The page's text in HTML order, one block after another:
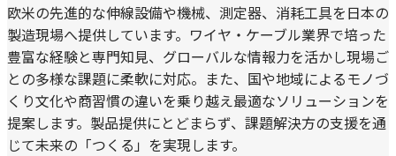
欧米の先進的な伸線設備や機械、測定器、消耗工具を日本の
製造現場へ提供しています。ワイヤ・ケーブル業界で培った
豊富な経験と専門知見、グローバルな情報力を活かし現場ご
との多様な課題に柔軟に対応。また、国や地域によるモノづ
くり文化や商習慣の違いを乗り越え最適なソリューションを
提案します。製品提供にとどまらず、課題解決方の支援を通
じて未来の「つくる」を実現します。